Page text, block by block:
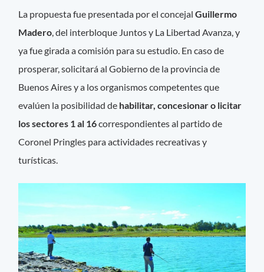
La propuesta fue presentada por el concejalGuillermo
Madero, del interbloque Juntos y La Libertad Avanza, y
ya fue girada a comisión para su estudio. En caso de
prosperar, solicitará al Gobierno de la provincia de
Buenos Aires y a los organismos competentes que
evalúen la posibilidad de habilitar, concesionar o licitar
los sectores 1 al 16correspondientes al partido de
Coronel Pringles para actividades recreativas y
turísticas.